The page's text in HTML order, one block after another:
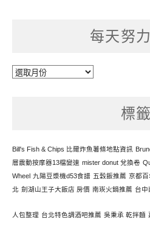
每天努
每
標籤
Bill's Fish & Chips 比爾炸魚薯條地點資訊
層震動按摩器13檔變速 mister donut 兌換卷
Wheel 九陽豆漿機d53食譜 五穀飯推薦 京都百
北 劍湖山王子大飯店 房價 南崁火鍋推薦 台中
人包整理 台北特色調酒吧推薦 吳秉承 乾拌麵